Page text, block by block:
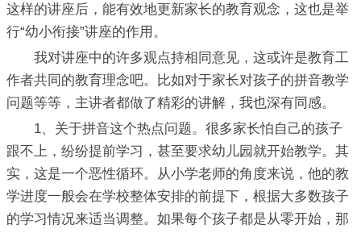
这样的讲座后，能有效地更新家长的教育观念，这也是举
行“幼小衔接”讲座的作用。
我对讲座中的许多观点持相同意见，这或许是教育工
作者共同的教育理念吧。比如对于家长对孩子的拼音教学
问题等等，主讲者都做了精彩的讲解，我也深有同感。
1、关于拼音这个热点问题。很多家长怕自己的孩子
跟不上，纷纷提前学习，甚至要求幼儿园就开始教学。其
实，这是一个恶性循环。从小学老师的角度来说，他的教
学进度一般会在学校整体安排的前提下，根据大多数孩子
的学习情况来适当调整。如果每个孩子都是从零开始，那